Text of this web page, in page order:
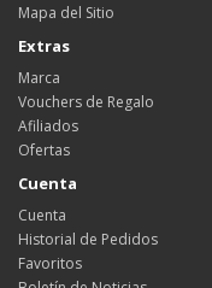
Mapa del Sitio
Extras
Marca
Vouchers de Regalo
Afiliados
Ofertas
Cuenta
Cuenta
Historial de Pedidos
Favoritos